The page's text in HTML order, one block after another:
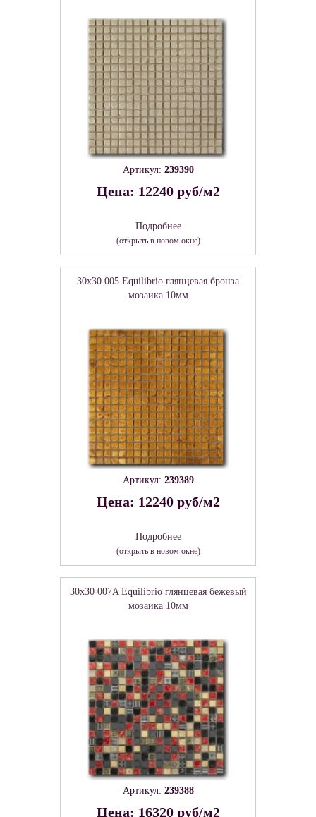
Артикул: 239390
Цена: 12240 руб/м2
Подробнее
(открыть в новом окне)
30x30 005 Equilibrio глянцевая бронза
мозаика 10мм
Артикул: 239389
Цена: 12240 руб/м2
Подробнее
(открыть в новом окне)
30x30 007A Equilibrio глянцевая бежевый
мозаика 10мм
Артикул: 239388
Цена: 16320 руб/м2